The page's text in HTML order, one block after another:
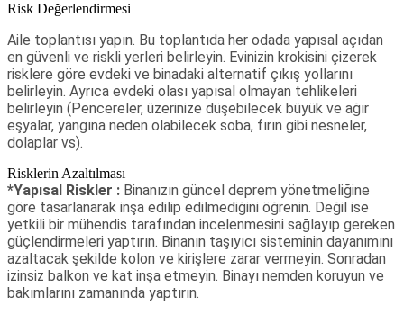
Risk Değerlendirmesi
Aile toplantısı yapın. Bu toplantıda her odada yapısal açıdan
en güvenli ve riskli yerleri belirleyin. Evinizin krokisini çizerek
risklere göre evdeki ve binadaki alternatif çıkış yollarını
belirleyin. Ayrıca evdeki olası yapısal olmayan tehlikeleri
belirleyin (Pencereler, üzerinize düşebilecek büyük ve ağır
eşyalar, yangına neden olabilecek soba, fırın gibi nesneler,
dolaplar vs).
Risklerin Azaltılması
*Yapısal Riskler : Binanızın güncel deprem yönetmeliğine
göre tasarlanarak inşa edilip edilmediğini öğrenin. Değil ise
yetkili bir mühendis tarafından incelenmesini sağlayıp gereken
güçlendirmeleri yaptırın. Binanın taşıyıcı sisteminin dayanımını
azaltacak şekilde kolon ve kirişlere zarar vermeyin. Sonradan
izinsiz balkon ve kat inşa etmeyin. Binayı nemden koruyun ve
bakımlarını zamanında yaptırın.